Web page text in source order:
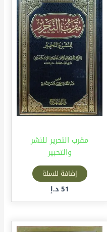
مقرب التحرير للنشر
والتحبير
إضافة للسلة
51 د.إ